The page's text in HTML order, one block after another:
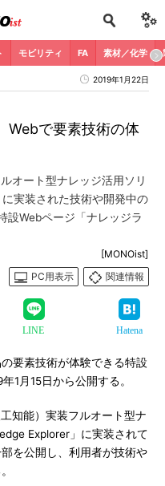
モビリティ FA 素材／化学
2019年1月22日
Webで要素技術の体
オート型ナレッジ活用ソリ
実装された技術や開発中の
設Webページ「ナレッジラ
[MONOist]
PC用表示
関連情報
LINE Hatena
要素技術が体験できる特設
1月15日から公開する。
知能）実装フルオート型ナ
Explorer」に実装されて
を公開し、利用者が技術や